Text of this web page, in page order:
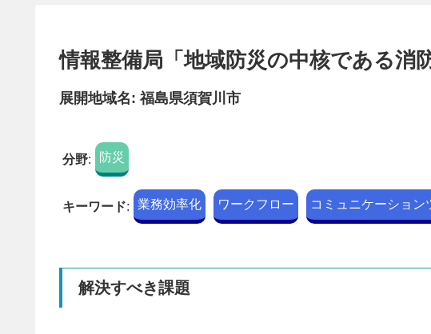
情報整備局「地域防災の中核である消
展開地域名: 福島県須賀川市
分野: 防災
キーワード: 業務効率化 ワークフロー コミュニケーション
解決すべき課題